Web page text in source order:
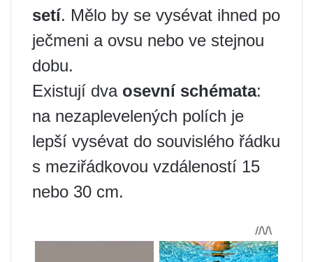
setí. Mělo by se vysévat ihned po
ječmeni a ovsu nebo ve stejnou
dobu.
Existují dva osevní schémata:
na nezaplevelených polích je
lepší vysévat do souvislého řádku
s meziřádkovou vzdáleností 15
nebo 30 cm.